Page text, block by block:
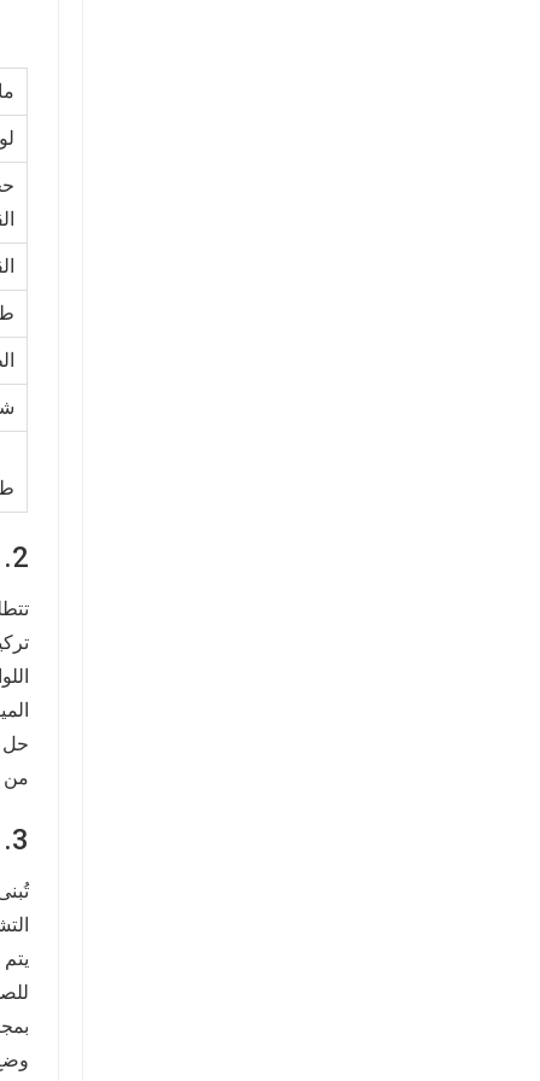
2. فوائد بيئية وأمنية وتوافقية
حل
من
3. عملية تصنيع متينة وتصميم مضاد للسرقة